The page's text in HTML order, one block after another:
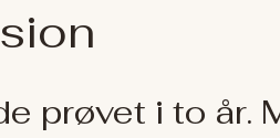
prøvet i to år.